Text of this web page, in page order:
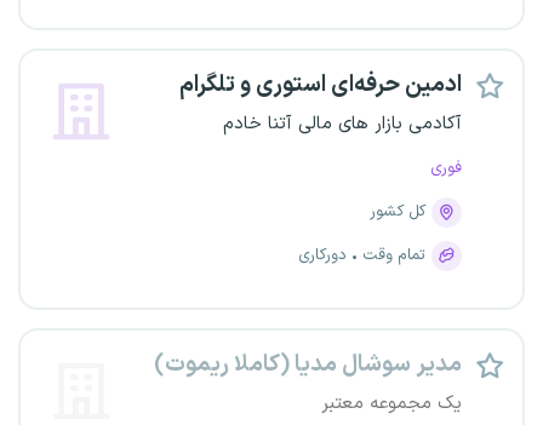
ادمین حرفه‌ای استوری و تلگرام
آکادمی بازار های مالی آتنا خادم
فوری
کل کشور
تمام وقت
دورکاری
مدیر سوشال مدیا (کاملا ریموت)
یک مجموعه معتبر